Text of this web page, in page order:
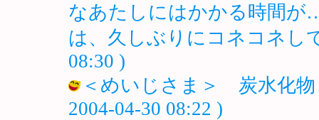
なあたしにはかかる時間
は、久しぶりにコネコネし
08:30 )
＜めいじさま＞ 炭水化物
2004-04-30 08:22 )